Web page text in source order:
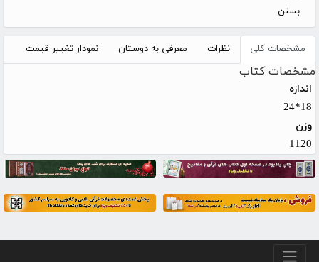
بستن
مشخصات کلی نظرات معرفی به دوستان نمودار تغییر قیمت
مشخصات کتاب
اندازه
18*24
وزن
1120
منو پایین